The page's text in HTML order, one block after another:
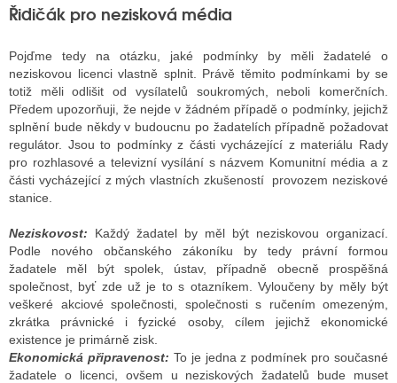
Řidičák pro nezisková média
Pojďme tedy na otázku, jaké podmínky by měli žadatelé o
neziskovou licenci vlastně splnit. Právě těmito podmínkami by se
totiž měli odlišit od vysílatelů soukromých, neboli komerčních.
Předem upozorňuji, že nejde v žádném případě o podmínky, jejichž
splnění bude někdy v budoucnu po žadatelích případně požadovat
regulátor. Jsou to podmínky z části vycházející z materiálu Rady
pro rozhlasové a televizní vysílání s názvem Komunitní média a z
části vycházející z mých vlastních zkušeností provozem neziskové
stanice.
Neziskovost: Každý žadatel by měl být neziskovou organizací.
Podle nového občanského zákoníku by tedy právní formou
žadatele měl být spolek, ústav, případně obecně prospěšná
společnost, byť zde už je to s otazníkem. Vyloučeny by měly být
veškeré akciové společnosti, společnosti s ručením omezeným,
zkrátka právnické i fyzické osoby, cílem jejichž ekonomické
existence je primárně zisk.
Ekonomická připravenost: To je jedna z podmínek pro současné
žadatele o licenci, ovšem u neziskových žadatelů bude muset